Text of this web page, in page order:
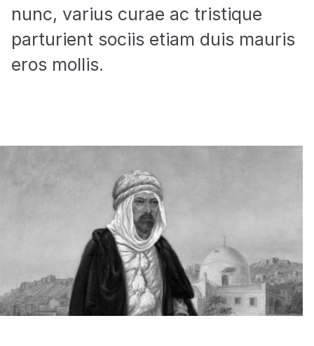
nunc, varius curae ac tristique
parturient sociis etiam duis mauris
eros mollis.